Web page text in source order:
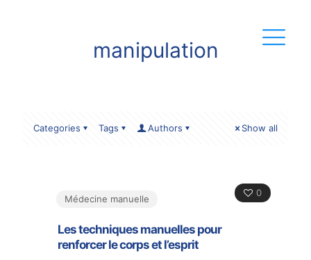
manipulation
Categories Tags Authors Show all
0
Médecine manuelle
Les techniques manuelles pour
renforcer le corps et l’esprit